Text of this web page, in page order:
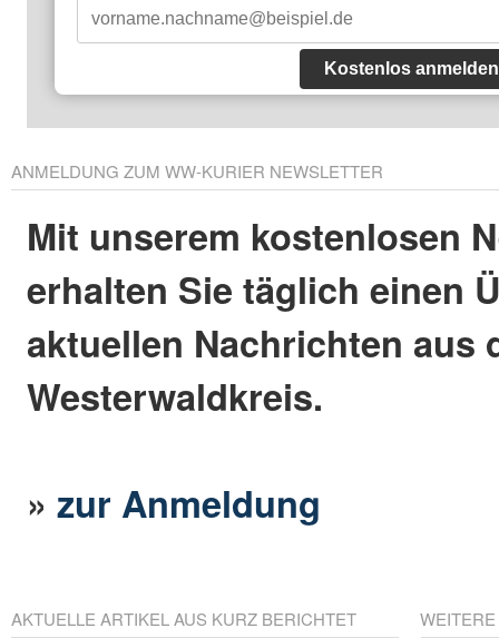
Kostenlos anmelden
ANMELDUNG ZUM WW-KURIER NEWSLETTER
Mit unserem kostenlosen
erhalten Sie täglich einen
aktuellen Nachrichten aus
Westerwaldkreis.
»zur Anmeldung
AKTUELLE ARTIKEL AUS KURZ BERICHTET